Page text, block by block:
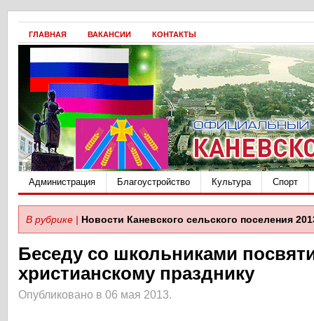
ГЛАВНАЯ ВАКАНСИИ КОНТАКТЫ
Администрация Благоустройство Культура Спорт
В рубрике | Новости Каневского сельского поселения
Беседу со школьниками
христианскому празднику
Опубликовано в 06 мая 2013.